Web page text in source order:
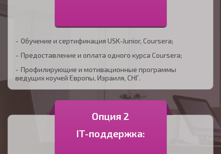
Обучение и сертификация USK-Junior, Coursera;
Предоставление и оплата одного курса Coursera;
Профилирующие и мотивационные программы
ведущих коучей Европы, Израиля, СНГ.
Опция 2
IT-поддержка: